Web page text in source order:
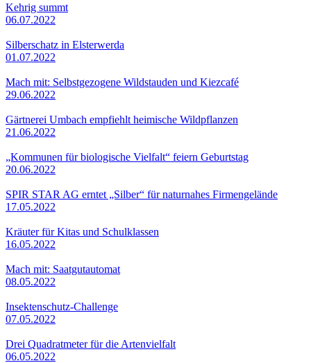
Kehrig summt
06.07.2022
Silberschatz in Elsterwerda
01.07.2022
Mach mit: Selbstgezogene Wildstauden und Kiezcafé
29.06.2022
Gärtnerei Umbach empfiehlt heimische Wildpflanzen
21.06.2022
„Kommunen für biologische Vielfalt“ feiern Geburtstag
20.06.2022
SPIR STAR AG erntet „Silber“ für naturnahes Firmengelände
17.05.2022
Kräuter für Kitas und Schulklassen
16.05.2022
Mach mit: Saatgutautomat
08.05.2022
Insektenschutz-Challenge
07.05.2022
Drei Quadratmeter für die Artenvielfalt
06.05.2022